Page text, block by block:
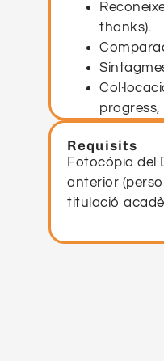
thanks).
progress,
Dites i
2. Formació
Requisits
Fotocòpia del
anterior
titulació